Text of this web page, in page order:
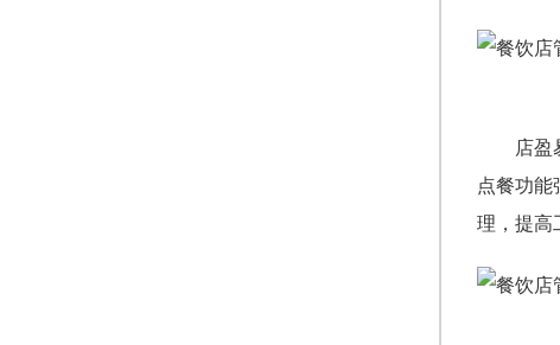
店盈
点餐功能
理，提高